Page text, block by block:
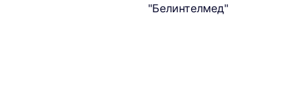
"Белинтелмед"